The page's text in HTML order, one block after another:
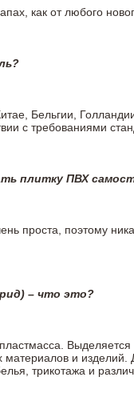
как от любого
Бельгии,
с требованиями
плитку ПВХ
проста, поэтому
– что это?
материалов и
трикотажа и